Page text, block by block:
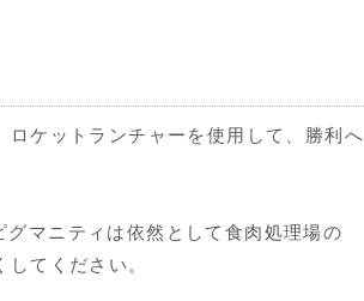
ケットランチャーを使用して、勝利へ
マニティは依然として食肉処理場の
てください。